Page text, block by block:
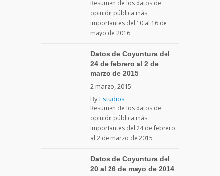
Resumen de los datos de
opinión pública más
importantes del 10 al 16 de
mayo de 2016
Datos de Coyuntura del
24 de febrero al 2 de
marzo de 2015
2 marzo, 2015
ByEstudios
Resumen de los datos de
opinión pública más
importantes del 24 de febrero
al 2 de marzo de 2015
Datos de Coyuntura del
20 al 26 de mayo de 2014